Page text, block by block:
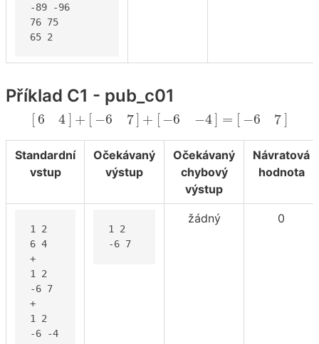
-89 -96
76 75
65 2
Příklad C1 - pub_c01
[6 4] + [ −6 7] + [−6 −4] = [ −6 7]
6 4 +[ 67 + [− 6− =[− 7
Standardní
vstup
Očekávaný
výstup
Očekávaný
chybový
výstup
Návratová
hodnota
1 2
6 4
+
1 2
-6 7
+
1 2
-6 -4
1 2
-6 7
žádný 0